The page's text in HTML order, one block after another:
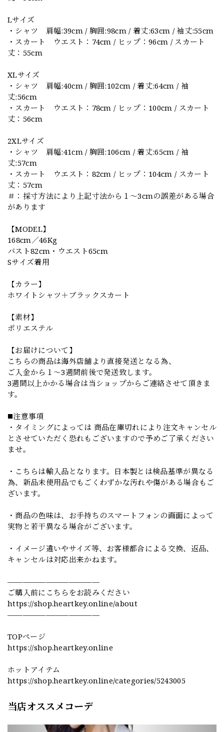
Lサイズ
・シャツ 肩幅:39cm / 胸囲:98cm / 着丈:63cm / 袖丈:55cm
・スカート ウエスト：74cm / ヒップ：96cm / スカート
丈：55cm
XLサイズ
・シャツ 肩幅:40cm / 胸囲:102cm / 着丈:64cm / 袖
丈:56cm
・スカート ウエスト：78cm / ヒップ：100cm / スカート
丈：56cm
2XLサイズ
・シャツ 肩幅:41cm / 胸囲:106cm / 着丈:65cm / 袖
丈:57cm
・スカート ウエスト：82cm / ヒップ：104cm / スカート
丈：57cm
＃：採寸方法により上記寸法から１～3cmの誤差がある場合
があります
【MODEL】
168cm／46Kg
バスト82cm・ウエスト65cm
Sサイズ着用
【カラー】
ホワイトシャツ＋ブラックスカート
【素材】
ポリエステル
【お届けについて】
こちらの商品は海外店舗より直接発送となる為、
ご入金から１～3週間前後で発送致します。
3週間以上かかる場合は当ショップからご連絡させて頂きま
す。
◼️注意事項
・タイミングによっては 商品在庫切れにより注文キャンセル
とさせていただく恐れもございますので予めご了承ください
ませ。
・こちらは輸入品となります。日本製とは検品基準が異なる
為、新品未使用品でもごくわずかな汚れや傷がある場合もご
ざいます。
・商品の色味は、お手持ちのスマートフォンの画面によって
実物と若干異なる場合がございます。
・イメージ違いやサイズ等、お客様都合による交換、返品、
キャンセルは対応出来かねます。
————————————
ご購入前にこちらをお読みください
https://shop.heartkey.online/about
————————————
TOPページ
https://shop.heartkey.online
ホットアイテム
https://shop.heartkey.online/categories/5243005
当店オススメコーデ